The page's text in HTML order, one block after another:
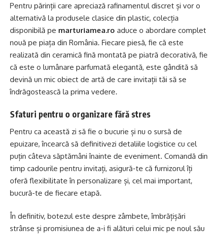
Pentru părinții care apreciază rafinamentul discret și vor o
alternativă la produsele clasice din plastic, colecția
disponibilă pe marturiamea.ro aduce o abordare complet
nouă pe piața din România. Fiecare piesă, fie că este
realizată din ceramică fină montată pe piatră decorativă, fie
că este o lumânare parfumată elegantă, este gândită să
devină un mic obiect de artă de care invitații tăi să se
îndrăgostească la prima vedere.
Sfaturi pentru o organizare fără stres
Pentru ca această zi să fie o bucurie și nu o sursă de
epuizare, încearcă să definitivezi detaliile logistice cu cel
puțin câteva săptămâni înainte de eveniment. Comandă din
timp cadourile pentru invitați, asigură-te că furnizorul îți
oferă flexibilitate în personalizare și, cel mai important,
bucură-te de fiecare etapă.
În definitiv, botezul este despre zâmbete, îmbrățișări
strânse și promisiunea de a-i fi alături celui mic pe noul său